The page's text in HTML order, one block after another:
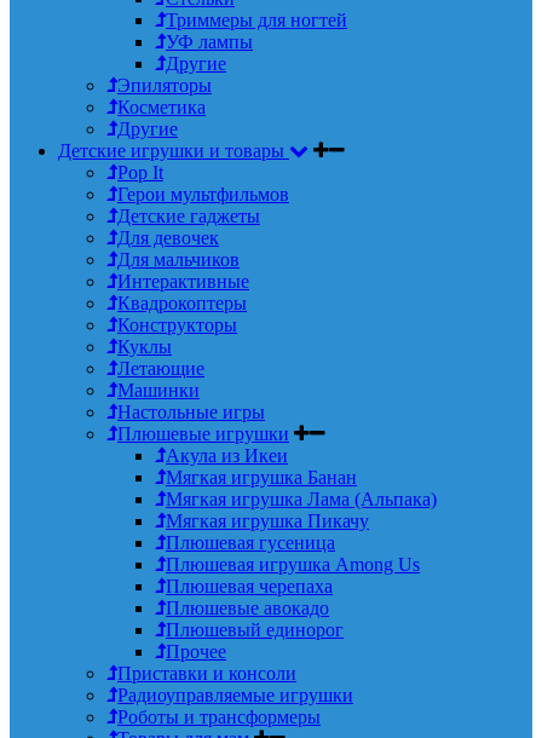
Триммеры для ногтей
УФ лампы
Другие
Эпиляторы
Косметика
Другие
Детские игрушки и товары
Pop It
Герои мультфильмов
Детские гаджеты
Для девочек
Для мальчиков
Интерактивные
Квадрокоптеры
Конструкторы
Куклы
Летающие
Машинки
Настольные игры
Плюшевые игрушки
Акула из Икеи
Мягкая игрушка Банан
Мягкая игрушка Лама (Альпака)
Мягкая игрушка Пикачу
Плюшевая гусеница
Плюшевая игрушка Among Us
Плюшевая черепаха
Плюшевые авокадо
Плюшевый единорог
Прочее
Приставки и консоли
Радиоуправляемые игрушки
Роботы и трансформеры